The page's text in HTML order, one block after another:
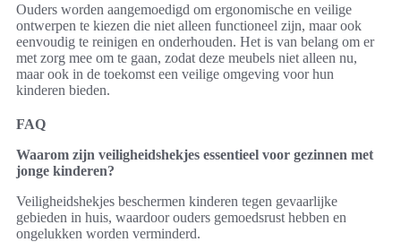
Ouders worden aangemoedigd om ergonomische en veilige
ontwerpen te kiezen die niet alleen functioneel zijn, maar ook
eenvoudig te reinigen en onderhouden. Het is van belang om er
met zorg mee om te gaan, zodat deze meubels niet alleen nu,
maar ook in de toekomst een veilige omgeving voor hun
kinderen bieden.
FAQ
Waarom zijn veiligheidshekjes essentieel voor gezinnen met
jonge kinderen?
Veiligheidshekjes beschermen kinderen tegen gevaarlijke
gebieden in huis, waardoor ouders gemoedsrust hebben en
ongelukken worden verminderd.